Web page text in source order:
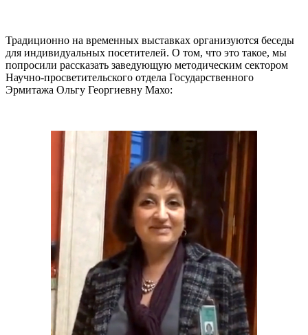
Традиционно на временных выставках организуются беседы
для индивидуальных посетителей. О том, что это такое, мы
попросили рассказать заведующую методическим сектором
Научно-просветительского отдела Государственного
Эрмитажа Ольгу Георгиевну Махо: